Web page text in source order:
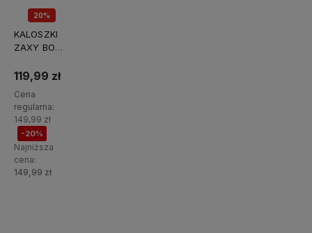
20%
KALOSZKI
ZAXY BOOT
BB385012-
119,99 zł
Cena
regularna:
149,99 zł
-20%
Najniższa
cena:
149,99 zł